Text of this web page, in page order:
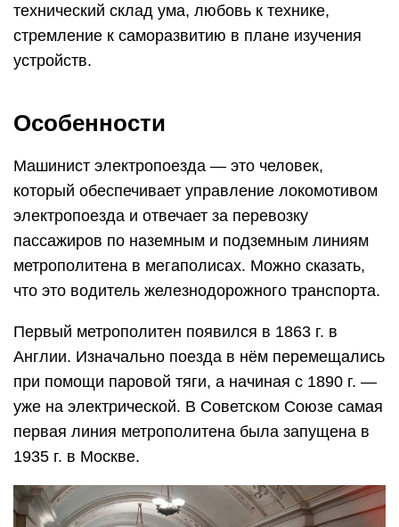
технический склад ума, любовь к технике,
стремление к саморазвитию в плане изучения
устройств.
Особенности
Машинист электропоезда — это человек,
который обеспечивает управление локомотивом
электропоезда и отвечает за перевозку
пассажиров по наземным и подземным линиям
метрополитена в мегаполисах. Можно сказать,
что это водитель железнодорожного транспорта.
Первый метрополитен появился в 1863 г. в
Англии. Изначально поезда в нём перемещались
при помощи паровой тяги, а начиная с 1890 г. —
уже на электрической. В Советском Союзе самая
первая линия метрополитена была запущена в
1935 г. в Москве.